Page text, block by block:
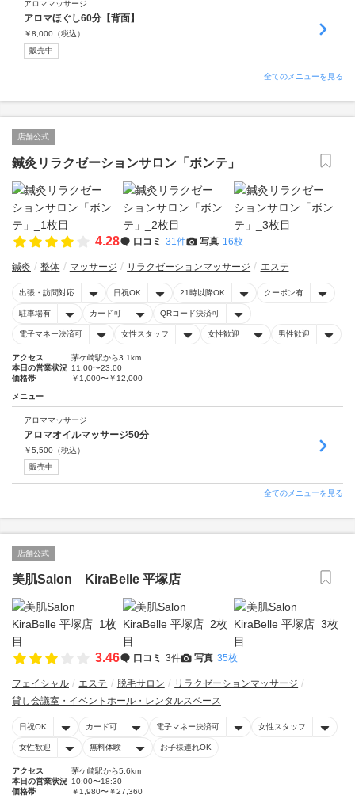
アロママッサージ
アロマほぐし60分【背面】
￥8,000 （税込）
販売中
全てのメニューを見る
店舗公式
鍼灸リラクゼーションサロン「ボンテ」
4.28 口コミ 31件 写真 16枚
鍼灸 整体 マッサージ リラクゼーションマッサージ エステ
出張・訪問対応 日祝OK 21時以降OK クーポン有
駐車場有 カード可 QRコード決済可
電子マネー決済可 女性スタッフ 女性歓迎 男性歓迎
アクセス
茅ケ崎駅から3.1km
本日の営業状況 11:00〜23:00
価格帯
￥1,000〜￥12,000
メニュー
アロママッサージ
アロマオイルマッサージ50分
￥5,500 （税込）
販売中
全てのメニューを見る
店舗公式
美肌Salon KiraBelle 平塚店
3.46 口コミ 3件 写真 35枚
フェイシャル エステ 脱毛サロン
リラクゼーションマッサージ
貸し会議室・イベントホール・レンタルスペース
日祝OK カード可 電子マネー決済可 女性スタッフ
女性歓迎 無料体験 お子様連れOK
アクセス
茅ケ崎駅から5.6km
本日の営業状況 10:00〜18:30
価格帯
￥1,980〜￥27,360